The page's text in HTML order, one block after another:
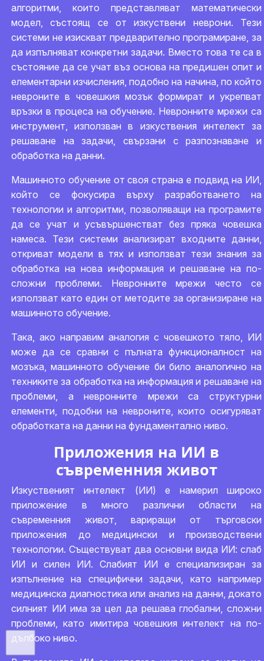
алгоритми, които представляват математически
модел, състоящ се от изкуствени неврони. Тези
системи не изискват предварително програмиране, за
да изпълняват конкретни задачи. Вместо това те са в
състояние да се учат въз основа на предишен опит и
елементарни изчисления, подобно на начина, по който
невроните в човешкия мозък формират и укрепват
връзки в процеса на обучение. Невронните мрежи са
инструмент, използван в изкуствения интелект за
решаване на задачи, свързани с разпознаване и
обработка на данни.
Машинното обучение от своя страна е подвид на ИИ,
който се фокусира върху разработването на
технологии и алгоритми, позволяващи на програмите
да се учат и усъвършенстват без пряка човешка
намеса. Тези системи анализират входните данни,
откриват модели в тях и използват тези знания за
обработка на нова информация и решаване на по-
сложни проблеми. Невронните мрежи често се
използват като един от методите за организиране на
машинното обучение.
Така, ако направим аналогия с човешкото тяло, ИИ
може да се сравни с пълната функционалност на
мозъка, машинното обучение би било аналогично на
техниките за обработка на информация и решаване на
проблеми, а невронните мрежи са структурни
елементи, подобни на невроните, които осигуряват
обработката на данни на фундаментално ниво.
Приложения на ИИ в
съвременния живот
Изкуственият интелект (ИИ) е намерил широко
приложение в много различни области на
съвременния живот, вариращи от търговски
приложения до медицински и производствени
технологии. Съществуват два основни вида ИИ: слаб
ИИ и силен ИИ. Слабият ИИ е специализиран за
изпълнение на специфични задачи, като например
медицинска диагностика или анализ на данни, докато
силният ИИ има за цел да решава глобални, сложни
проблеми, като имитира човешкия интелект на по-
дълбоко ниво.